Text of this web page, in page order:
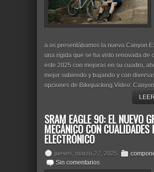
a os presentábamos la nueva Canyon
una rígida que se ha visto renovada de
este 2025 con mejoras en su cuadro,
mejor subiendo y bajando y con
opciones de Bikepacking.Vídeo:
SRAM EAGLE 90: EL NUEVO
MECÁNICO CON CUALIDADES
ELECTRÓNICO
jueves, marzo 27, 2025
Sin comentarios